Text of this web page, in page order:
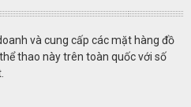
và cung cấp các mặt hàng đồ
thao này trên toàn quốc với số